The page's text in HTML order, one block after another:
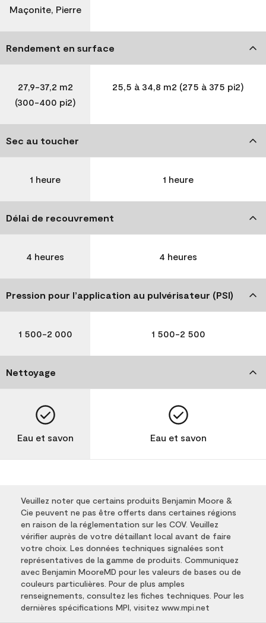
Maçonite, Pierre
Rendement en surface
27,9-37,2 m2
(300-400 pi2)
25,5 à 34,8 m2 (275 à 375 pi2)
Sec au toucher
1 heure 1 heure
Délai de recouvrement
4 heures 4 heures
Pression pour l’application au pulvérisateur (PSI)
1 500-2 000 1 500-2 500
Nettoyage
Eau et savon Eau et savon
Veuillez noter que certains produits Benjamin Moore &
Cie peuvent ne pas être offerts dans certaines régions
en raison de la réglementation sur les COV. Veuillez
vérifier auprès de votre détaillant local avant de faire
votre choix. Les données techniques signalées sont
représentatives de la gamme de produits. Communiquez
avec Benjamin MooreMD pour les valeurs de bases ou de
couleurs particulières. Pour de plus amples
renseignements, consultez les fiches techniques. Pour les
dernières spécifications MPI, visitez www.mpi.net